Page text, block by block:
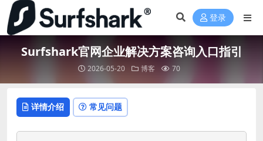
登录
Surfshark官网企业解决方案咨询入口指引
2026-05-20 博客 70
详情介绍 常见问题